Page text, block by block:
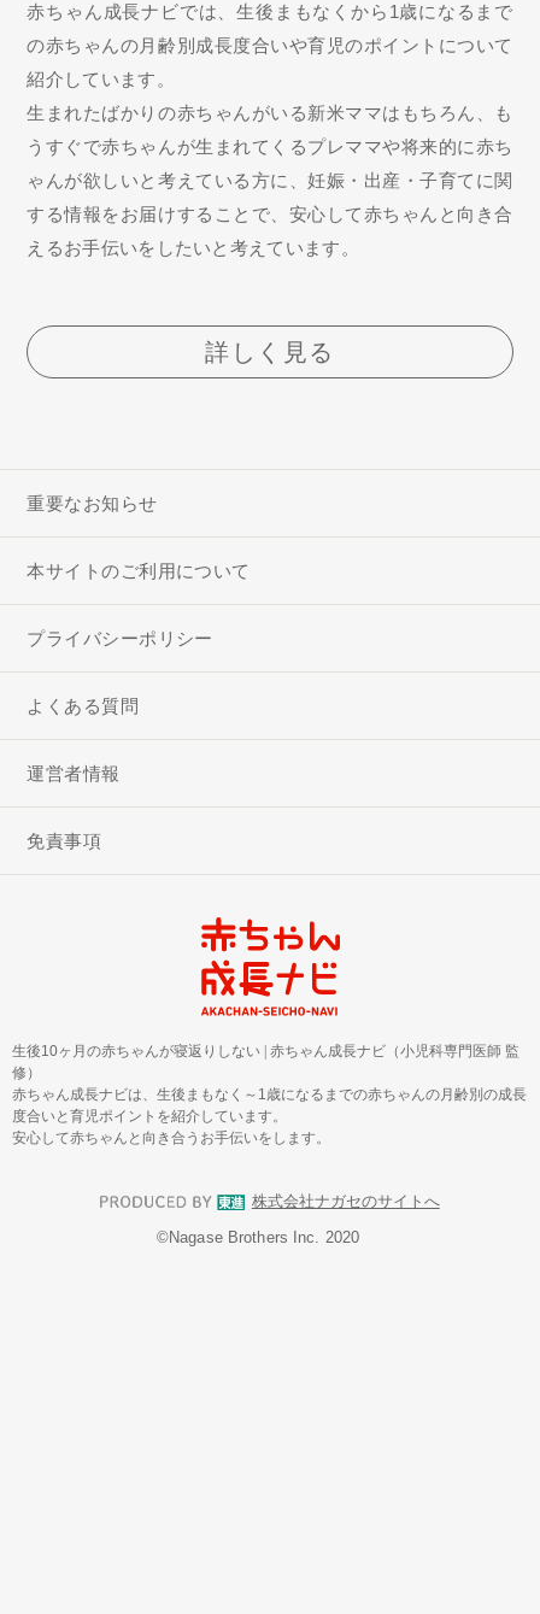
赤ちゃん成長ナビでは、生後まもなくから1歳になるまで
の赤ちゃんの月齢別成長度合いや育児のポイントについて
紹介しています。
生まれたばかりの赤ちゃんがいる新米ママはもちろん、も
うすぐで赤ちゃんが生まれてくるプレママや将来的に赤ち
ゃんが欲しいと考えている方に、妊娠・出産・子育てに関
する情報をお届けすることで、安心して赤ちゃんと向き合
えるお手伝いをしたいと考えています。
詳しく見る
重要なお知らせ
本サイトのご利用について
プライバシーポリシー
よくある質問
運営者情報
免責事項
生後10ヶ月の赤ちゃんが寝返りしない | 赤ちゃん成長ナビ（小児科専門医師 監
修）
赤ちゃん成長ナビは、生後まもなく～1歳になるまでの赤ちゃんの月齢別の成長
度合いと育児ポイントを紹介しています。
安心して赤ちゃんと向き合うお手伝いをします。
株式会社ナガセのサイトへ
©︎Nagase Brothers Inc. 2020